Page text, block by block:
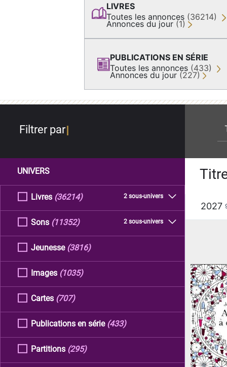
LIVRES
Toutes les annonces (36214)
Annonces du jour (1)
PUBLICATIONS EN SÉRIE
Toutes les annonces (433)
Annonces du jour (227)
Filtrer par
UNIVERS
Livres 2 sous-univers
(36214)
Sons 2 sous-univers
(11352)
Jeunesse (3816)
Images (1035)
Cartes (707)
Publications en série (433)
Partitions (295)
2027